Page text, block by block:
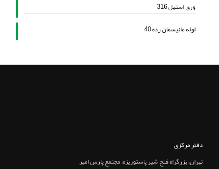
ورق استیل 316
لوله مانیسمان رده 40
دفتر مرکزی
تهران، بزرگراه فتح, شير پاستوريزه، مجتمع پارس امير